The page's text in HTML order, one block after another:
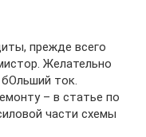
прежде всего
Желательно
ток.
– в статье по
части схемы